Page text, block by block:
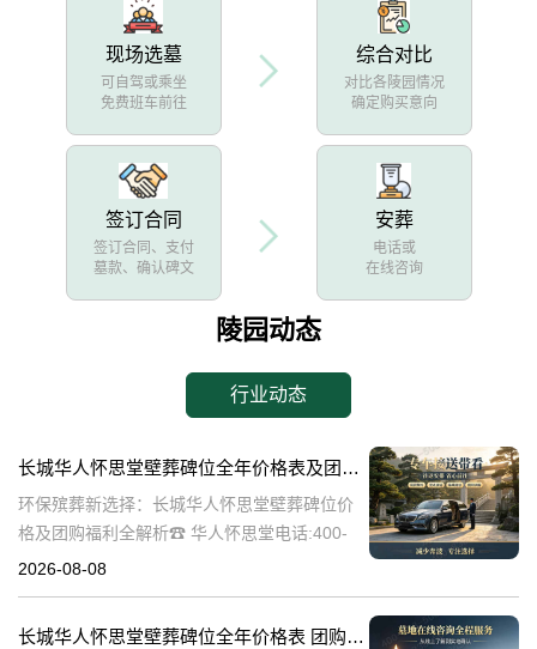
现场选墓
可自驾或乘坐
免费班车前往
综合对比
对比各陵园情况
确定购买意向
签订合同
签订合同、支付
墓款、确认碑文
安葬
电话或
在线咨询
陵园动态
行业动态
长城华人怀思堂壁葬碑位全年价格表及团购专属折扣福利详解
环保殡葬新选择：长城华人怀思堂壁葬碑位价
格及团购福利全解析☎ 华人怀思堂电话:400-
838-5063随着现代人对身后事的规划日益细
2026-08-08
长城华人怀思堂壁葬碑位全年价格表 团购享专属折扣福利详解